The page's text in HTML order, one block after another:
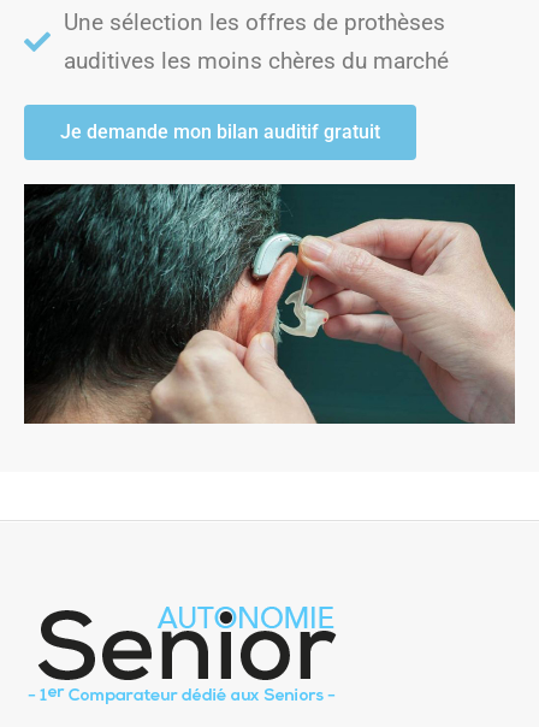
Une sélection les offres de prothèses
auditives les moins chères du marché
Je demande mon bilan auditif gratuit